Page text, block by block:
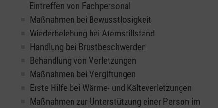
Eintreffen von Fachpersonal
Maßnahmen bei Bewusstlosigkeit
Wiederbelebung bei Atemstillstand
Handlung bei Brustbeschwerden
Behandlung von Verletzungen
Maßnahmen bei Vergiftungen
Erste Hilfe bei Wärme- und Kälteverletzungen
Maßnahmen zur Unterstützung einer Person im